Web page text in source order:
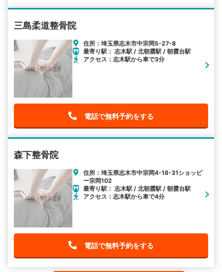
三島柔道整骨院
住所：埼玉県志木市中宗岡5-27-8
最寄り駅： 志木駅 / 北朝霞駅 / 朝霞台駅
アクセス：志木駅から車で3分
電話で無料予約をする
森下整骨院
住所：埼玉県志木市中宗岡4-18-31ショッピ
ー宗岡102
最寄り駅： 志木駅 / 北朝霞駅 / 朝霞台駅
アクセス：志木駅から車で4分
電話で無料予約をする